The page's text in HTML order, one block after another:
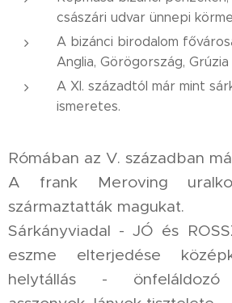
császári udvar ünnepi
A bizánci birodalom
Anglia, Görögország,
A XI. századtól már mint
ismeretes.
Rómában az V. században
A frank Meroving
származtatták magukat.
Sárkányviadal - JÓ és
eszme elterjedése
helytállás -